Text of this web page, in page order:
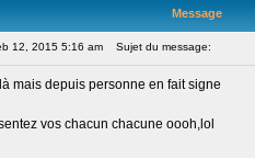
Message
12, 2015 5:16 am Sujet du message:
mais depuis personne en fait signe
vos chacun chacune oooh,lol